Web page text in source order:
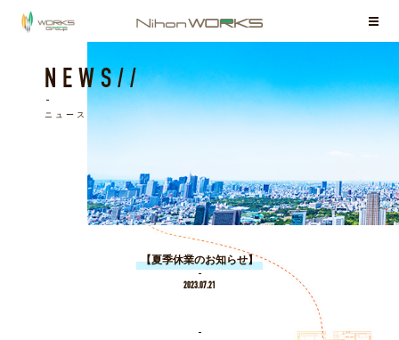
NEWS//
ニュース
【夏季休業のお知らせ】
2023.07.21